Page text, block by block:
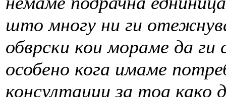
што многу ни ги
обврски кои мораме да ги
особено кога имаме
консултации за тоа како